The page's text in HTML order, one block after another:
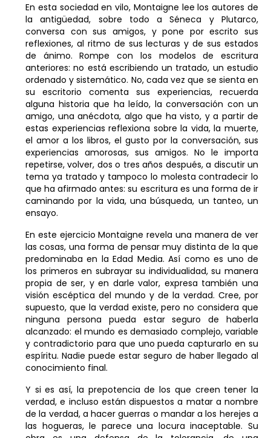
En esta sociedad en vilo, Montaigne lee los autores de
la antigüedad, sobre todo a Séneca y Plutarco,
conversa con sus amigos, y pone por escrito sus
reflexiones, al ritmo de sus lecturas y de sus estados
de ánimo. Rompe con los modelos de escritura
anteriores: no está escribiendo un tratado, un estudio
ordenado y sistemático. No, cada vez que se sienta en
su escritorio comenta sus experiencias, recuerda
alguna historia que ha leído, la conversación con un
amigo, una anécdota, algo que ha visto, y a partir de
estas experiencias reflexiona sobre la vida, la muerte,
el amor a los libros, el gusto por la conversación, sus
experiencias amorosas, sus amigos. No le importa
repetirse, volver, dos o tres años después, a discutir un
tema ya tratado y tampoco lo molesta contradecir lo
que ha afirmado antes: su escritura es una forma de ir
caminando por la vida, una búsqueda, un tanteo, un
ensayo.
En este ejercicio Montaigne revela una manera de ver
las cosas, una forma de pensar muy distinta de la que
predominaba en la Edad Media. Así como es uno de
los primeros en subrayar su individualidad, su manera
propia de ser, y en darle valor, expresa también una
visión escéptica del mundo y de la verdad. Cree, por
supuesto, que la verdad existe, pero no considera que
ninguna persona pueda estar seguro de haberla
alcanzado: el mundo es demasiado complejo, variable
y contradictorio para que uno pueda capturarlo en su
espíritu. Nadie puede estar seguro de haber llegado al
conocimiento final.
Y si es así, la prepotencia de los que creen tener la
verdad, e incluso están dispuestos a matar a nombre
de la verdad, a hacer guerras o mandar a los herejes a
las hogueras, le parece una locura inaceptable. Su